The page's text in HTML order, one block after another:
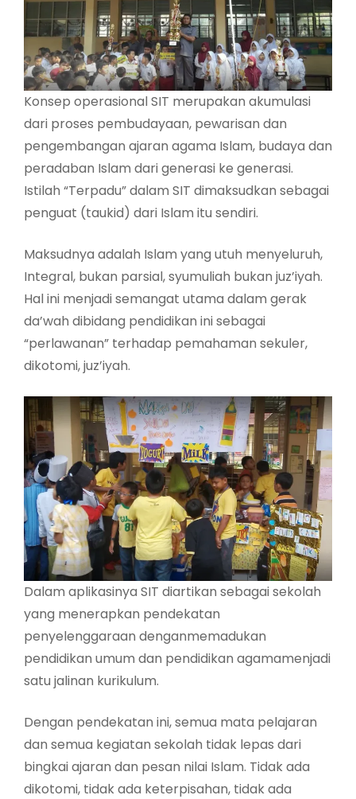
Konsep operasional SIT merupakan akumulasi
dari proses pembudayaan, pewarisan dan
pengembangan ajaran agama Islam, budaya dan
peradaban Islam dari generasi ke generasi.
Istilah “Terpadu” dalam SIT dimaksudkan sebagai
penguat (taukid) dari Islam itu sendiri.
Maksudnya adalah Islam yang utuh menyeluruh,
Integral, bukan parsial, syumuliah bukan juz’iyah.
Hal ini menjadi semangat utama dalam gerak
da’wah dibidang pendidikan ini sebagai
“perlawanan” terhadap pemahaman sekuler,
dikotomi, juz’iyah.
Dalam aplikasinya SIT diartikan sebagai sekolah
yang menerapkan pendekatan
penyelenggaraan denganmemadukan
pendidikan umum dan pendidikan agamamenjadi
satu jalinan kurikulum.
Dengan pendekatan ini, semua mata pelajaran
dan semua kegiatan sekolah tidak lepas dari
bingkai ajaran dan pesan nilai Islam. Tidak ada
dikotomi, tidak ada keterpisahan, tidak ada